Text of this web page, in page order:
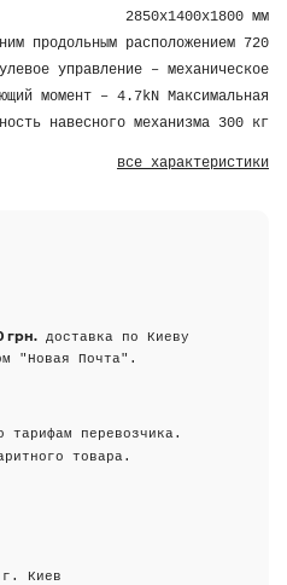
2850х1400х1800 мм
продольным расположением 720
управление – механическое
момент – 4.7kN Максимальная
навесного механизма 300 кг
все характеристики
грн. доставка по Киеву
"Новая Почта".
тарифам перевозчика.
товара.
г. Киев